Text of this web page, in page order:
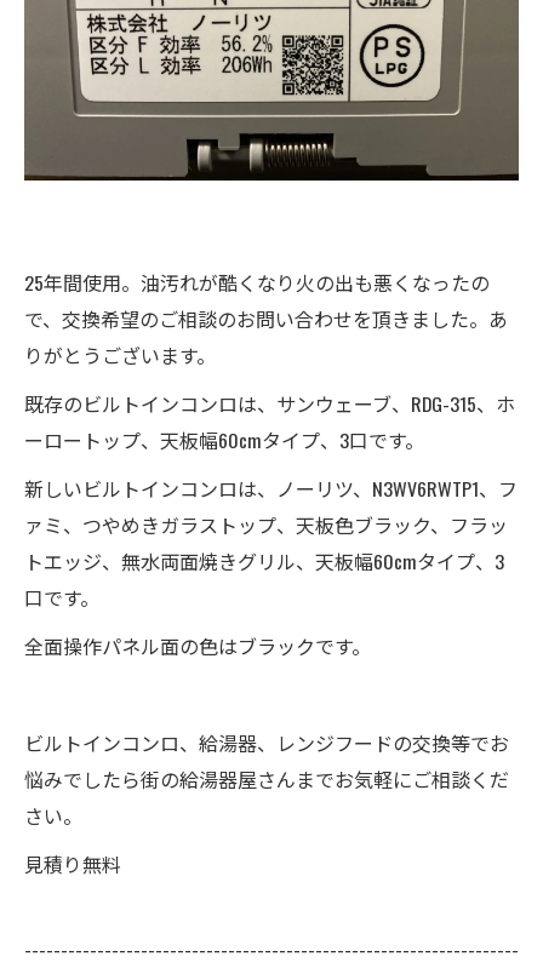
25年間使用。油汚れが酷くなり火の出も悪くなったの
で、交換希望のご相談のお問い合わせを頂きました。あ
りがとうございます。
既存のビルトインコンロは、サンウェーブ、RDG-315、ホ
ーロートップ、天板幅60cmタイプ、3口です。
新しいビルトインコンロは、ノーリツ、N3WV6RWTP1、フ
ァミ、つやめきガラストップ、天板色ブラック、フラッ
トエッジ、無水両面焼きグリル、天板幅60cmタイプ、3
口です。
全面操作パネル面の色はブラックです。
ビルトインコンロ、給湯器、レンジフードの交換等でお
悩みでしたら街の給湯器屋さんまでお気軽にご相談くだ
さい。
見積り無料
--------------------------------------------------------------------